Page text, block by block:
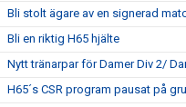
Bli stolt ägare av en signerad
Bli en riktig H65 hjälte
Nytt tränarpar för Damer Div 2/
H65´s CSR program pausat på